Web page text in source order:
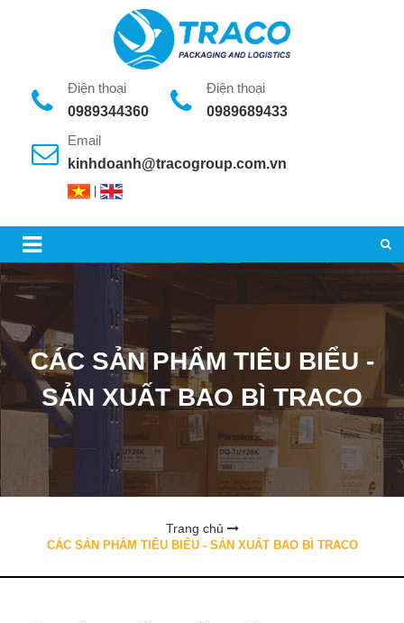
Điện thoại
0989344360
Điện thoại
0989689433
Email
kinhdoanh@tracogroup.com.vn
CÁC SẢN PHẨM TIÊU BIỂU -
SẢN XUẤT BAO BÌ TRACO
Trang chủ
CÁC SẢN PHẨM TIÊU BIỂU - SẢN XUẤT BAO BÌ TRACO